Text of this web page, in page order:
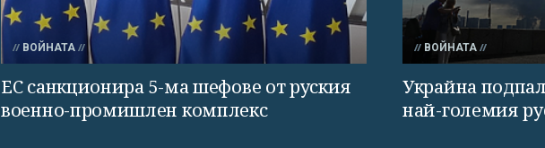
ВОЙНАТА
ЕС санкционира 5-ма шефове от руския
военно-промишлен комплекс
ВОЙНАТА
Украйна
най-големия